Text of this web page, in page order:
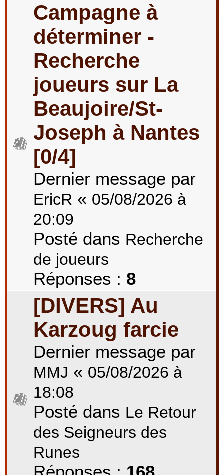
Campagne à
déterminer -
Recherche
joueurs sur La
Beaujoire/St-
Joseph à Nantes
[0/4]
Dernier message par
EricR « 05/08/2026 à
20:09
Posté dans Recherche
de joueurs
Réponses : 8
[DIVERS] Au
Karzoug farcie
Dernier message par
MMJ « 05/08/2026 à
18:08
Posté dans Le Retour
des Seigneurs des
Runes